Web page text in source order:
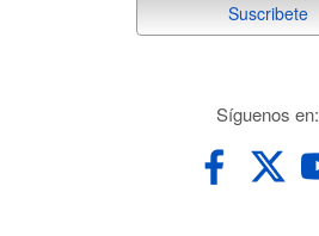
suscribete
Suscribete
Síguenos en: